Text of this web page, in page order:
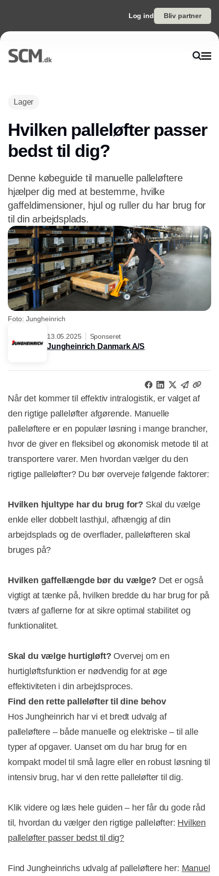
Log ind Bliv partner
Lager
Hvilken palleløfter passer
bedst til dig?
Denne købeguide til manuelle palleløftere
hjælper dig med at bestemme, hvilke
gaffeldimensioner, hjul og ruller du har brug for
til din arbejdsplads.
Foto: Jungheinrich
13.05.2025 Sponseret
Jungheinrich Danmark A/S
Når det kommer til effektiv intralogistik, er valget af
den rigtige palleløfter afgørende. Manuelle
palleløftere er en populær løsning i mange brancher,
hvor de giver en fleksibel og økonomisk metode til at
transportere varer. Men hvordan vælger du den
rigtige palleløfter? Du bør overveje følgende faktorer:
Hvilken hjultype har du brug for? Skal du vælge
enkle eller dobbelt lasthjul, afhængig af din
arbejdsplads og de overflader, palleløfteren skal
bruges på?
Hvilken gaffellængde bør du vælge? Det er også
vigtigt at tænke på, hvilken bredde du har brug for på
tværs af gaflerne for at sikre optimal stabilitet og
funktionalitet.
Skal du vælge hurtigløft? Overvej om en
hurtigløftsfunktion er nødvendig for at øge
effektiviteten i din arbejdsproces.
Find den rette palleløfter til dine behov
Hos Jungheinrich har vi et bredt udvalg af
palleløftere – både manuelle og elektriske – til alle
typer af opgaver. Uanset om du har brug for en
kompakt model til små lagre eller en robust løsning til
intensiv brug, har vi den rette palleløfter til dig.
Klik videre og læs hele guiden – her får du gode råd
til, hvordan du vælger den rigtige palleløfter: Hvilken
palleløfter passer bedst til dig?
Find Jungheinrichs udvalg af palleløftere her: Manuel